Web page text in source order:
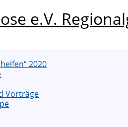
2020
Vorträge